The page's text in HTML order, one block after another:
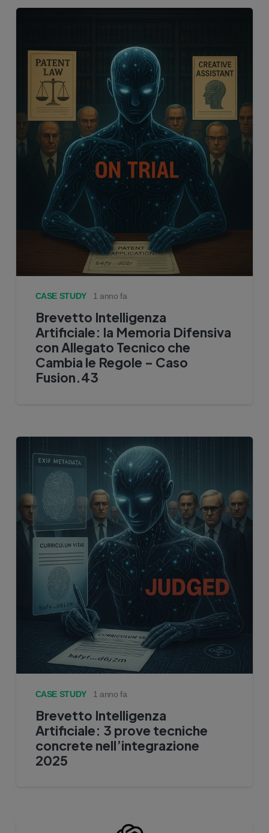
CASE STUDY 1 anno fa
Brevetto Intelligenza
Artificiale: la Memoria Difensiva
con Allegato Tecnico che
Cambia le Regole – Caso
Fusion.43
CASE STUDY 1 anno fa
Brevetto Intelligenza
Artificiale: 3 prove tecniche
concrete nell’integrazione
2025